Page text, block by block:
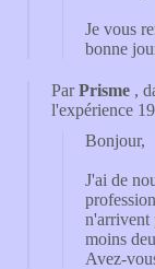
Je vous
bonne
ParPrisme ,
l'expérience
Bonjour,
J'ai de
n'arrivent
moins
Avez-